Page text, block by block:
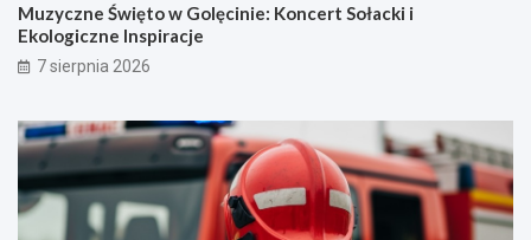
Muzyczne Święto w Golęcinie: Koncert Sołacki i
Ekologiczne Inspiracje
7 sierpnia 2026